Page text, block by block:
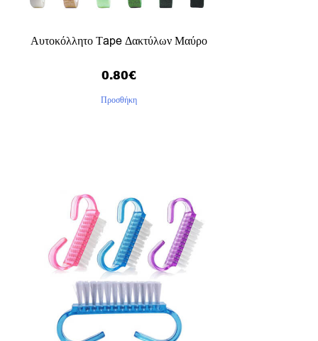
Αυτοκόλλητο Τape Δακτύλων Μαύρο
0.80€
Προσθήκη